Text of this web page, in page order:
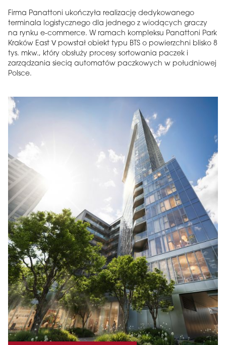
Firma Panattoni ukończyła realizację dedykowanego
terminala logistycznego dla jednego z wiodących graczy
na rynku e-commerce. W ramach kompleksu Panattoni Park
Kraków East V powstał obiekt typu BTS o powierzchni blisko 8
tys. mkw., który obsłuży procesy sortowania paczek i
zarządzania siecią automatów paczkowych w południowej
Polsce.